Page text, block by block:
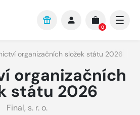
0
organizačních složek státu 2026
organizačních
státu 2026
Final, s. r. o.